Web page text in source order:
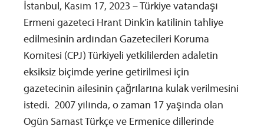
İstanbul, Kasım 17, 2023 – Türkiye vatandaşı
Ermeni gazeteci Hrant Dink’in katilinin tahliye
edilmesinin ardından Gazetecileri Koruma
Komitesi (CPJ) Türkiyeli yetkililerden adaletin
eksiksiz biçimde yerine getirilmesi için
gazetecinin ailesinin çağrılarına kulak verilmesini
istedi. 2007 yılında, o zaman 17 yaşında olan
Ogün Samast Türkçe ve Ermenice dillerinde